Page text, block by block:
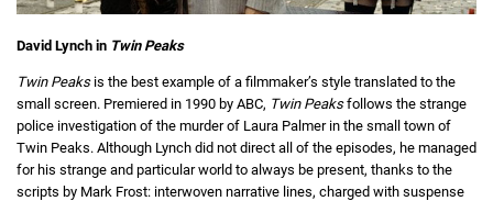
David Lynch in Twin Peaks
Twin Peaksis the best example of a filmmaker’s style translated to the
small screen. Premiered in 1990 by ABC, Twin Peaksfollows the strange
police investigation of the murder of Laura Palmer in the small town of
Twin Peaks. Although Lynch did not direct all of the episodes, he managed
for his strange and particular world to always be present, thanks to the
scripts by Mark Frost: interwoven narrative lines, charged with suspense